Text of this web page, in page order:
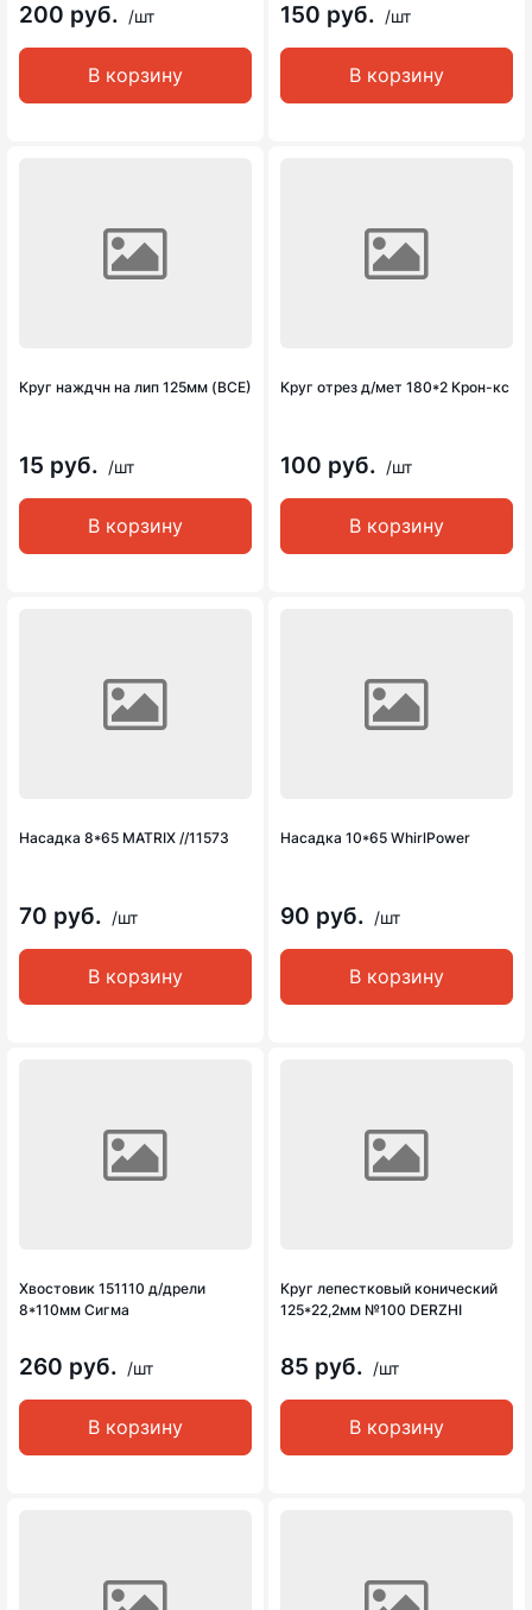
200 руб. /шт
В корзину
150 руб. /шт
В корзину
Круг наждчн на лип 125мм (ВСЕ)
15 руб. /шт
В корзину
Круг отрез д/мет 180*2 Крон-кс
100 руб. /шт
В корзину
Насадка 8*65 MATRIX //11573
70 руб. /шт
В корзину
Насадка 10*65 WhirlPower
90 руб. /шт
В корзину
Хвостовик 151110 д/дрели
8*110мм Сигма
260 руб. /шт
В корзину
Круг лепестковый конический
125*22,2мм №100 DERZHI
85 руб. /шт
В корзину